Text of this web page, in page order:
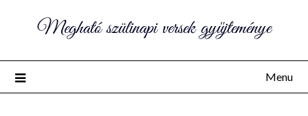
Megható szülinapi versek gyűjteménye
Menu